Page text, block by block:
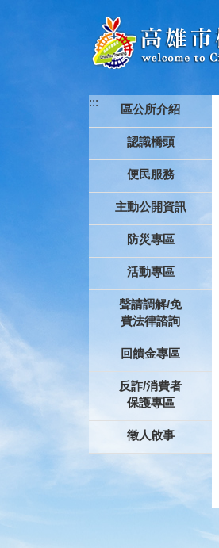
:::
區公所介紹
認識橋頭
便民服務
主動公開資訊
防災專區
活動專區
聲請調解/免
費法律諮詢
回饋金專區
反詐/消費者
保護專區
徵人啟事